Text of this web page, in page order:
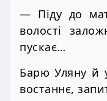
— Піду до
волості
пускає…
Барю Уляну й
востаннє,